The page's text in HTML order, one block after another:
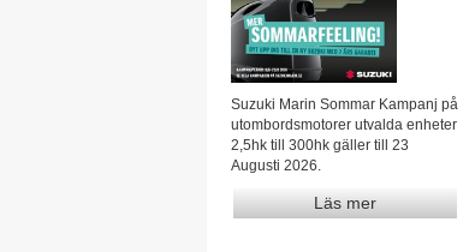
Suzuki Marin Sommar Kampanj på
utombordsmotorer utvalda enheter
2,5hk till 300hk gäller till 23
Augusti 2026.
Läs mer